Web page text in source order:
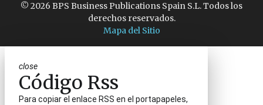
© 2026 BPS Business Publications Spain S.L. Todos los
derechos reservados.
Mapa del Sitio
close
Código Rss
Para copiar el enlace RSS en el portapapeles,